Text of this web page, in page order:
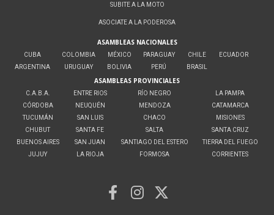
SUBITE A LA MOTO
ASOCIATE A LA PODEROSA
ASAMBLEAS NACIONALES
CUBA
ARGENTINA
COLOMBIA
URUGUAY
MÉXICO
BOLIVIA
PARAGUAY
PERÚ
CHILE
BRASIL
ECUADOR
ASAMBLEAS PROVINCIALES
C.A.B.A.
CÓRDOBA
TUCUMÁN
CHUBUT
BUENOS AIRES
JUJUY
ENTRE RIOS
NEUQUÉN
SAN LUIS
SANTA FE
SAN JUAN
LA RIOJA
RÍO NEGRO
MENDOZA
CHACO
SALTA
SANTIAGO DEL ESTERO
FORMOSA
LA PAMPA
CATAMARCA
MISIONES
SANTA CRUZ
TIERRA DEL FUEGO
CORRIENTES